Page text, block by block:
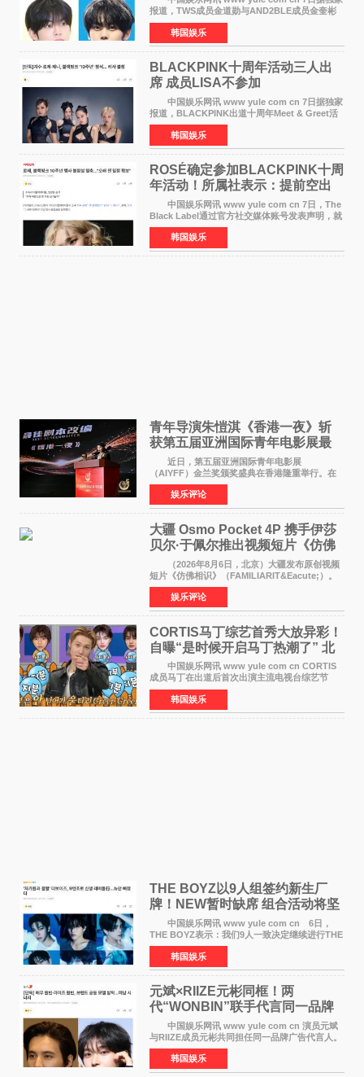
报道，TWS成员金道勋与AND2BLE成员金奎彬
将于8月离开《音乐中心》MC的位置。 金道
勋与金奎彬于去年3月与H2H A-NA一起被选为
《音乐中心》MC，约1
韩国娱乐
BLACKPINK十周年活动三人出
席 成员LISA不参加
中国娱乐网讯 www yule com cn 7日据独家
报道，BLACKPINK出道十周年Meet & Greet活
动将由智秀、ROS&Eacute;、JENNIE出席，
LISA将缺席。 此前BLACKPINK所属社YG并
未为组合出道十周年做
韩国娱乐
ROSÉ确定参加BLACKPINK十周
年活动！所属社表示：提前空出
了时间
中国娱乐网讯 www yule com cn 7日，The
Black Label通过官方社交媒体账号发表声明，就
近期网络上关于ROS&Eacute;个人行程及是否参
加BLACKPINK出道纪念活动的种种猜测作出正
式回应。 Th
韩国娱乐
青年导演朱愷淇《香港一夜》斩
获第五届亚洲国际青年电影展最
佳剧本改编奖
近日，第五届亚洲国际青年电影展
（AIYFF）金兰奖颁奖盛典在香港隆重举行。在
这场汇聚数百位海内外电影人、文化界人士及媒
体代表的亚洲青年影视盛会上，香港本土电影
《香港一夜》（Dawn in Ho
娱乐评论
大疆 Osmo Pocket 4P 携手伊莎
贝尔·于佩尔推出视频短片《仿佛
相识》
（2026年8月6日，北京）大疆发布原创视频
短片《仿佛相识》（FAMILIARIT&Eacute;）。
视频短片由戛纳国际电影节最佳女演员伊莎贝尔·
于佩尔（Isabelle Huppert）主演，全程使用大
疆首款双主摄口
娱乐评论
CORTIS马丁综艺首秀大放异彩！
自曝“是时候开启马丁热潮了” 北
美巡演火热进行中
中国娱乐网讯 www yule com cn CORTIS
成员马丁在出道后首次出演主流电视台综艺节
目，展现了多才多艺的魅力。 马丁出演了5日
播出的MBC《Radio Star》Fashion与Passion
之间，I&lsquo;m
韩国娱乐
THE BOYZ以9人组签约新生厂
牌！NEW暂时缺席 组合活动将坚
定不移继续
中国娱乐网讯 www yule com cn 6日，
THE BOYZ表示：我们9人一致决定继续进行THE
BOYZ组合活动，并且已经完成了组合团体活动
签约。目前正在新生厂牌下进行活动准备。尚未
离开THE BOYZ原所
韩国娱乐
元斌×RIIZE元彬同框！两
代“WONBIN”联手代言同一品牌
颜值天花板合体
中国娱乐网讯 www yule com cn 演员元斌
与RIIZE成员元彬共同担任同一品牌广告代言人。
6日据独家报道，继演员元斌之后，RIIZE元彬最
近也被选为某在线中介平台A公司的共同广告代言
人，两人将作
韩国娱乐